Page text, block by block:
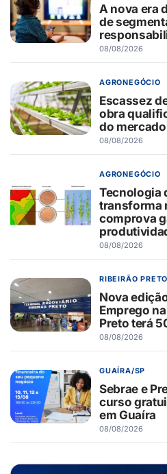
A nova era
de
08/08/2026
AGRONEGÓCIO
Escassez
obra
do
08/08/2026
AGRONEGÓCIO
Tecnologia
transforma
comprova
08/08/2026
RIBEIRÃO PRETO
Nova
Emprego
Preto terá
08/08/2026
GUAÍRA/SP
Sebrae e
curso
em Guaíra
08/08/2026